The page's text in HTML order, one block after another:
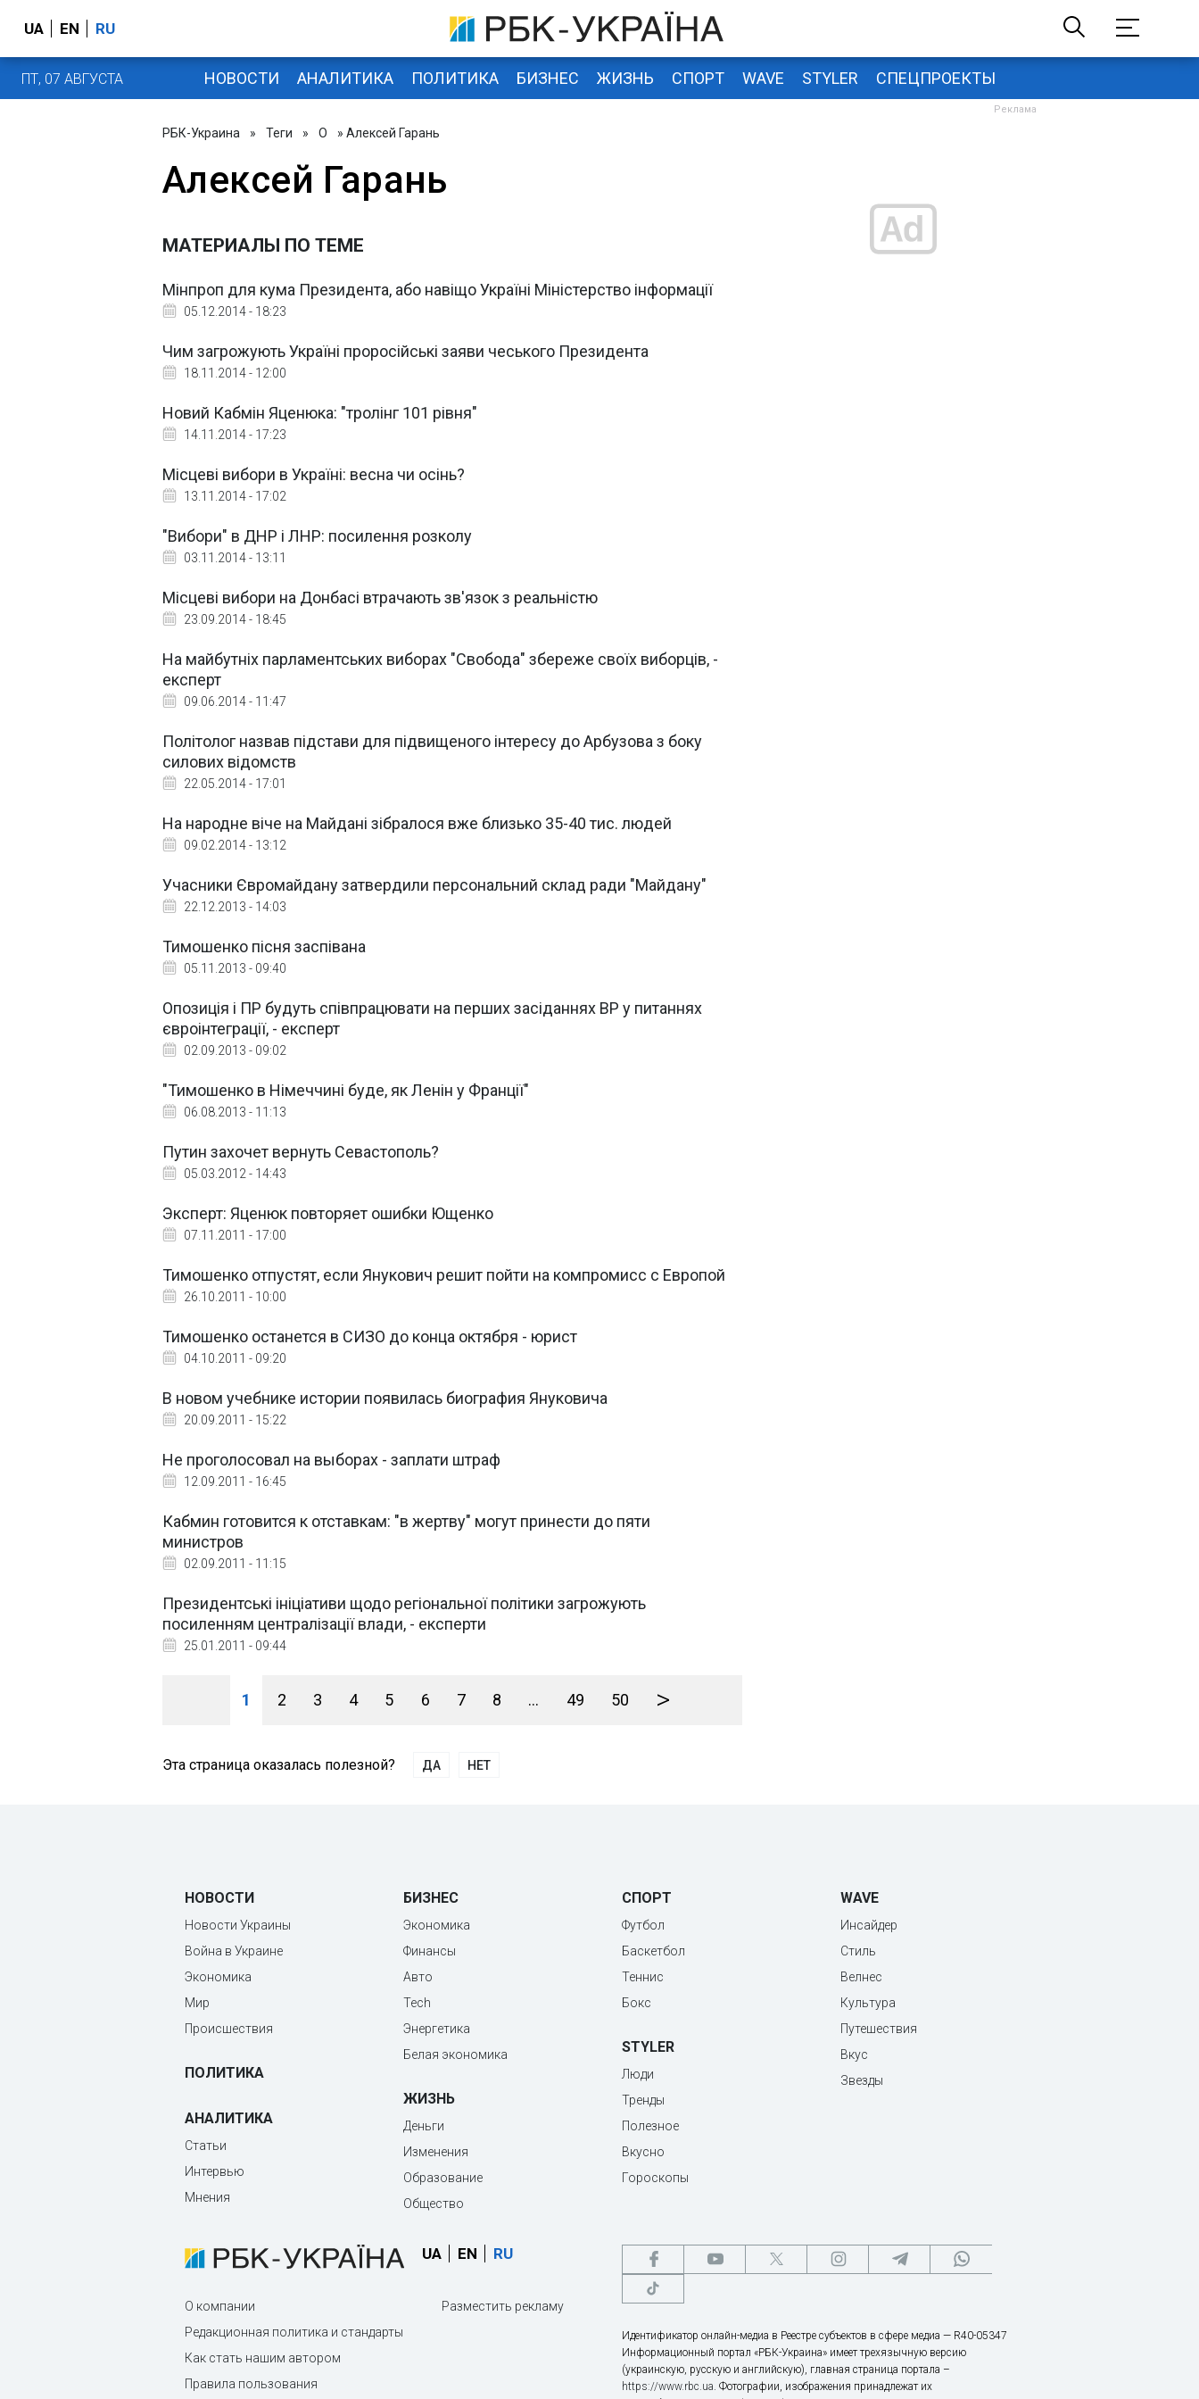
UA EN RU
ПТ, 07 АВГУСТА НОВОСТИ АНАЛИТИКА ПОЛИТИКА БИЗНЕС ЖИЗНЬ СПОРТ WAVE STYLER СПЕЦПРОЕКТЫ
РБК-Украина » Теги » О » Алексей Гарань
Алексей Гарань
МАТЕРИАЛЫ ПО ТЕМЕ
Мінпроп для кума Президента, або навіщо Україні Міністерство інформації
05.12.2014 - 18:23
Чим загрожують Україні проросійські заяви чеського Президента
18.11.2014 - 12:00
Новий Кабмін Яценюка: "тролінг 101 рівня"
14.11.2014 - 17:23
Місцеві вибори в Україні: весна чи осінь?
13.11.2014 - 17:02
"Вибори" в ДНР і ЛНР: посилення розколу
03.11.2014 - 13:11
Місцеві вибори на Донбасі втрачають зв'язок з реальністю
23.09.2014 - 18:45
На майбутніх парламентських виборах "Свобода" збереже своїх виборців, -
експерт
09.06.2014 - 11:47
Політолог назвав підстави для підвищеного інтересу до Арбузова з боку
силових відомств
22.05.2014 - 17:01
На народне віче на Майдані зібралося вже близько 35-40 тис. людей
09.02.2014 - 13:12
Учасники Євромайдану затвердили персональний склад ради "Майдану"
22.12.2013 - 14:03
Тимошенко пісня заспівана
05.11.2013 - 09:40
Опозиція і ПР будуть співпрацювати на перших засіданнях ВР у питаннях
євроінтеграції, - експерт
02.09.2013 - 09:02
"Тимошенко в Німеччині буде, як Ленін у Франції"
06.08.2013 - 11:13
Путин захочет вернуть Севастополь?
05.03.2012 - 14:43
Эксперт: Яценюк повторяет ошибки Ющенко
07.11.2011 - 17:00
Тимошенко отпустят, если Янукович решит пойти на компромисс с Европой
26.10.2011 - 10:00
Тимошенко останется в СИЗО до конца октября - юрист
04.10.2011 - 09:20
В новом учебнике истории появилась биография Януковича
20.09.2011 - 15:22
Не проголосовал на выборах - заплати штраф
12.09.2011 - 16:45
Кабмин готовится к отставкам: "в жертву" могут принести до пяти
министров
02.09.2011 - 11:15
Президентські ініціативи щодо регіональної політики загрожують
посиленням централізації влади, - експерти
25.01.2011 - 09:44
1 2 3 4 5 6 7 8 ... 49 50 >
Эта страница оказалась полезной? ДА НЕТ
НОВОСТИ
Новости Украины
Война в Украине
Экономика
Мир
Происшествия
ПОЛИТИКА
АНАЛИТИКА
Статьи
Интервью
Мнения
БИЗНЕС
Экономика
Финансы
Авто
Tech
Энергетика
Белая экономика
ЖИЗНЬ
Деньги
Изменения
Образование
Общество
СПОРТ
Футбол
Баскетбол
Теннис
Бокс
STYLER
Люди
Тренды
Полезное
Вкусно
Гороскопы
WAVE
Инсайдер
Стиль
Велнес
Культура
Путешествия
Вкус
Звезды
UA EN RU
О компании
Редакционная политика и стандарты
Как стать нашим автором
Правила пользования
Разместить рекламу
Идентификатор онлайн-медиа в Реестре субъектов в сфере медиа — R40-05347
Информационный портал «РБК-Украина» имеет трехязычную версию
(украинскую, русскую и английскую), главная страница портала –
https://www.rbc.ua. Фотографии, изображения принадлежат их